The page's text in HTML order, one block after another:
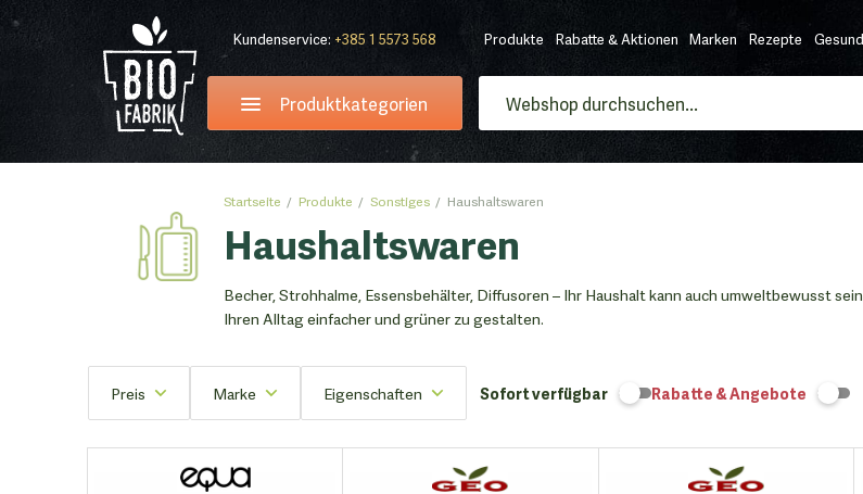
Kundenservice: +385 1 5573 568
Produktkategorien
Produkte Rabatte & Aktionen Marken Rezepte
Startseite Produkte Sonstiges Haushaltswaren
Haushaltswaren
Becher, Strohhalme, Essensbehälter, Diffusoren – Ihr Haushalt kann auch umweltbewusst
Ihren Alltag einfacher und grüner zu gestalten.
Preis Marke Eigenschaften Sofort verfügbar Rabatte & Angebote